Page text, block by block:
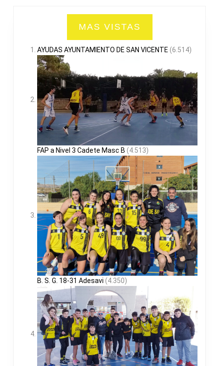
MAS VISTAS
AYUDAS AYUNTAMIENTO DE SAN VICENTE (6.514)
FAP a Nivel 3 Cadete Masc B (4.513)
B. S. G. 18-31 Adesavi (4.350)